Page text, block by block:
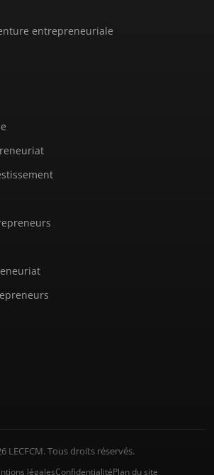
entrepreneuriale
LECFCM. Tous droits réservés.
légalesConfidentialitéPlan du site